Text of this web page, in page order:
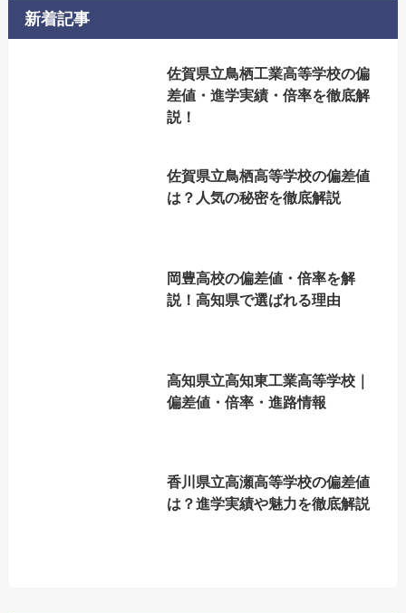
新着記事
佐賀県立鳥栖工業高等学校の偏
差値・進学実績・倍率を徹底解
説！
佐賀県立鳥栖高等学校の偏差値
は？人気の秘密を徹底解説
岡豊高校の偏差値・倍率を解
説！高知県で選ばれる理由
高知県立高知東工業高等学校｜
偏差値・倍率・進路情報
香川県立高瀬高等学校の偏差値
は？進学実績や魅力を徹底解説